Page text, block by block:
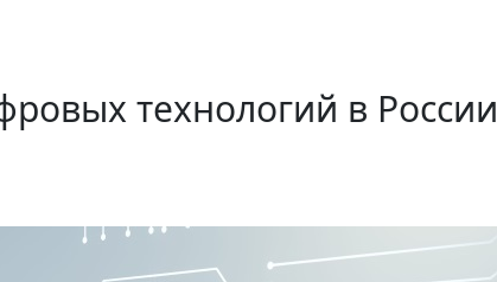
технологий в